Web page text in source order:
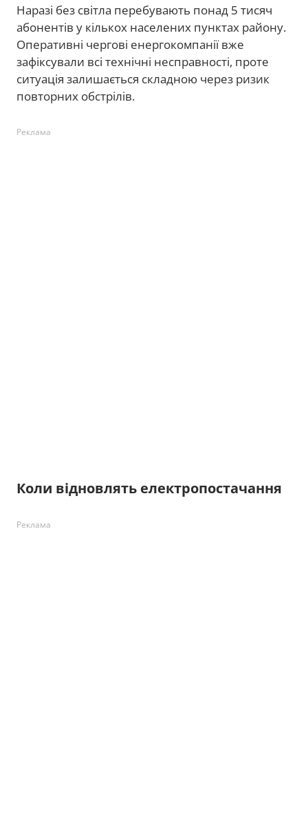
Наразі без світла перебувають понад 5 тисяч
абонентів у кількох населених пунктах району.
Оперативні чергові енергокомпанії вже
зафіксували всі технічні несправності, проте
ситуація залишається складною через ризик
повторних обстрілів.
Реклама
Коли відновлять електропостачання
Реклама